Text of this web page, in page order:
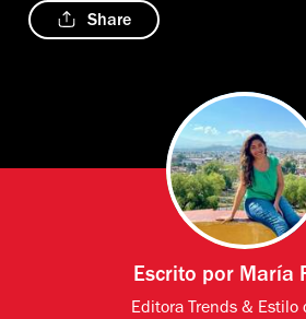
Share
Escrito por María
Editora Trends & Estilo